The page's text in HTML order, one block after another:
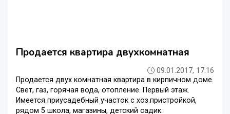
Продается квартира двухкомнатная
09.01.2017, 17:16
Продается двух комнатная квартира в кирпичном доме.
Свет, газ, горячая вода, отопление. Первый этаж.
Имеется приусадебный участок с хоз.пристройкой,
рядом 5 школа, магазины, детский садик.